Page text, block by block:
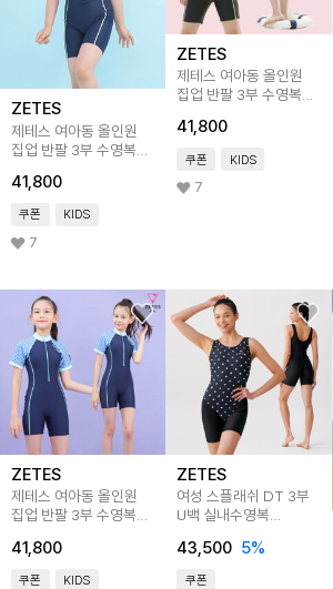
ZETES
제테스 여아동 올인원
집업 반팔 3부 수영복
41,800
쿠폰 KIDS
7
ZETES
제테스 여아동 올인원
집업 반팔 3부 수영복
41,800
쿠폰 KIDS
7
ZETES
제테스 여아동 올인원
집업 반팔 3부 수영복
41,800
쿠폰 KIDS
ZETES
여성 스플래쉬 DT 3부
U백 실내수영복
L9A5311
43,500 5%
쿠폰